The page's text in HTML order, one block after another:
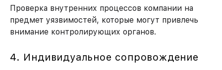
Проверка внутренних процессов компании на
предмет уязвимостей, которые могут привлечь
внимание контролирующих органов.
4. Индивидуальное сопровождение